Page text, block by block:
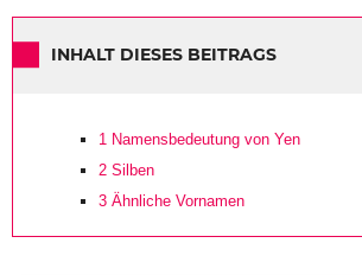
INHALT DIESES BEITRAGS
1 Namensbedeutung von Yen
2 Silben
3 Ähnliche Vornamen